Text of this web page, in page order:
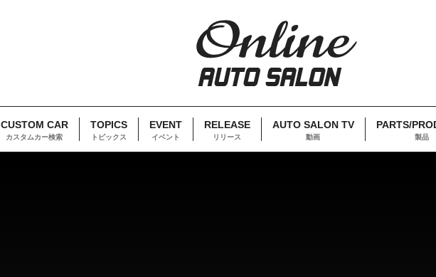
CUSTOM CAR
カスタムカー検索
TOPICS
トピックス
EVENT
イベント
RELEASE
リリース
AUTO SALON TV
動画
PARTS/
製品